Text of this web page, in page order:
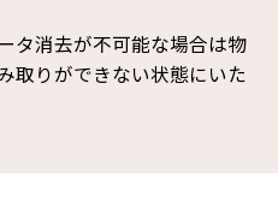
タ消去が不可能な場合は物
取りができない状態にいた